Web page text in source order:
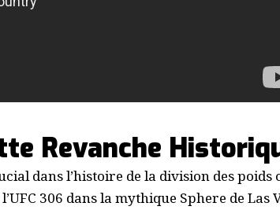
Revanche
dans l’histoire de la division des poids
306 dans la mythique Sphere de Las